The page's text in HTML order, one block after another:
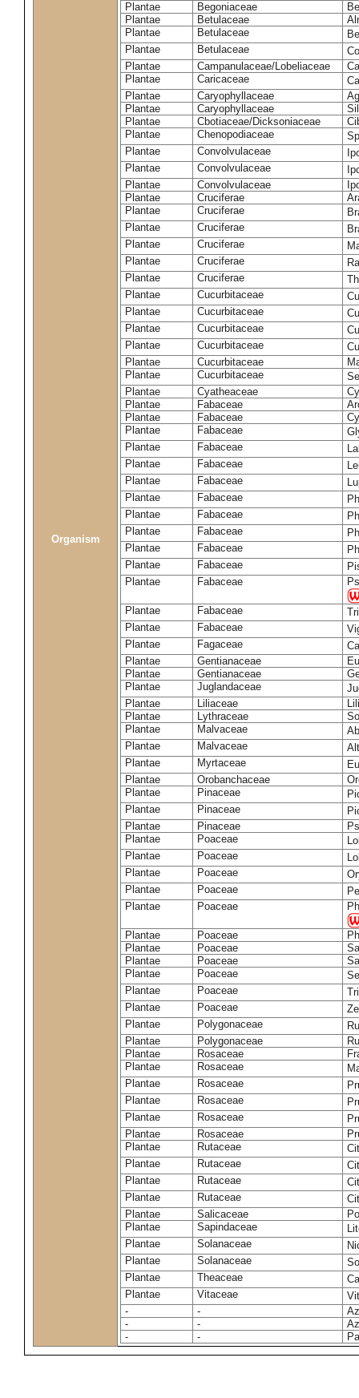
Organism
Plantae
Begoniaceae
Plantae
Betulaceae
Plantae
Betulaceae
Plantae
Betulaceae
Plantae
Campanulaceae/Lobeliaceae
Plantae
Caricaceae
Plantae
Caryophyllaceae
Plantae
Caryophyllaceae
Plantae
Cbotiaceae/Dicksoniaceae
Plantae
Chenopodiaceae
Plantae
Convolvulaceae
Plantae
Convolvulaceae
Plantae
Convolvulaceae
Plantae
Cruciferae
Plantae
Cruciferae
Plantae
Cruciferae
Plantae
Cruciferae
Plantae
Cruciferae
Plantae
Cruciferae
Plantae
Cucurbitaceae
Plantae
Cucurbitaceae
Plantae
Cucurbitaceae
Plantae
Cucurbitaceae
Plantae
Cucurbitaceae
Plantae
Cucurbitaceae
Plantae
Cyatheaceae
Plantae
Fabaceae
Plantae
Fabaceae
Plantae
Fabaceae
Plantae
Fabaceae
Plantae
Fabaceae
Plantae
Fabaceae
Plantae
Fabaceae
Plantae
Fabaceae
Plantae
Fabaceae
Plantae
Fabaceae
Plantae
Fabaceae
Plantae
Fabaceae
Plantae Fabaceae
Plantae
Fabaceae
Plantae
Fagaceae
Plantae
Gentianaceae
Plantae
Gentianaceae
Plantae
Juglandaceae
Plantae
Liliaceae
Plantae
Lythraceae
Plantae
Malvaceae
Plantae
Malvaceae
Plantae
Myrtaceae
Plantae
Orobanchaceae
Plantae
Pinaceae
Plantae
Pinaceae
Plantae
Pinaceae
Plantae
Poaceae
Plantae
Poaceae
Plantae
Poaceae
Plantae
Poaceae
Plantae
Poaceae
Plantae Poaceae
Plantae
Poaceae
Plantae
Poaceae
Plantae
Poaceae
Plantae
Poaceae
Plantae
Poaceae
Plantae
Polygonaceae
Plantae
Polygonaceae
Plantae
Rosaceae
Plantae
Rosaceae
Plantae
Rosaceae
Plantae
Rosaceae
Plantae
Rosaceae
Plantae
Rosaceae
Plantae
Rutaceae
Plantae
Rutaceae
Plantae
Rutaceae
Plantae
Rutaceae
Plantae
Salicaceae
Plantae
Sapindaceae
Plantae
Solanaceae
Plantae
Solanaceae
Plantae
Theaceae
Plantae
Vitaceae
-
-
-
-
-
-